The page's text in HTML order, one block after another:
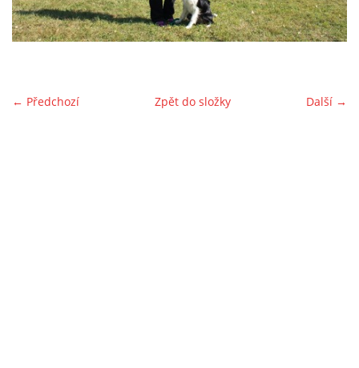
ŠKOLA ŠTĚŇAT
← Předchozí Další →
Zpět do složky